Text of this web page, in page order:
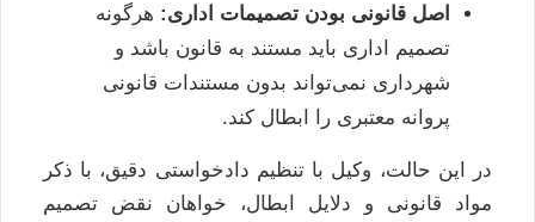
اصل قانونی بودن تصمیمات اداری: هرگونه
تصمیم اداری باید مستند به قانون باشد و
شهرداری نمی‌تواند بدون مستندات قانونی
پروانه معتبری را ابطال کند.
در این حالت، وکیل با تنظیم دادخواستی دقیق، با ذکر
مواد قانونی و دلایل ابطال، خواهان نقض تصمیم